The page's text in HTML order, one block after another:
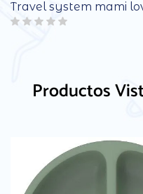
Travel system mami
Productos